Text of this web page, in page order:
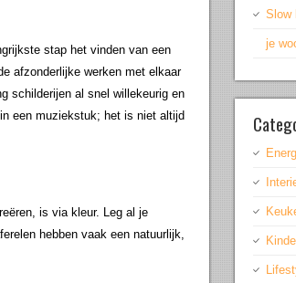
stap het vinden van een
afzonderlijke werken met elkaar
schilderijen al snel willekeurig en
een muziekstuk; het is niet altijd
is via kleur. Leg al je
hebben vaak een natuurlijk,
Slow
je